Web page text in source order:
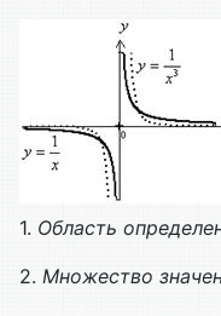
1. Область
2. Множество